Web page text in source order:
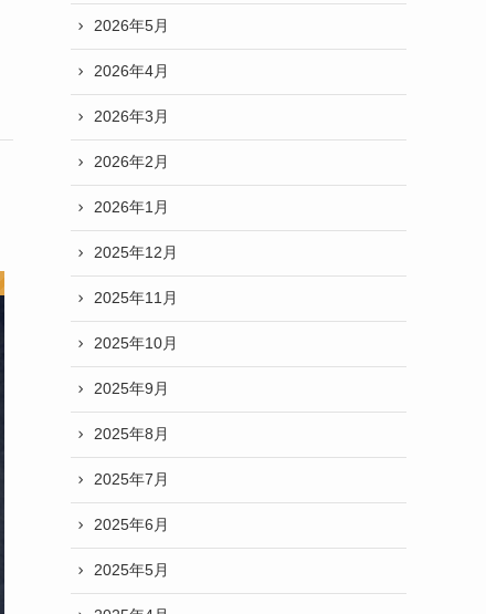
2026年5月
2026年4月
2026年3月
2026年2月
2026年1月
2025年12月
2025年11月
2025年10月
2025年9月
2025年8月
2025年7月
2025年6月
2025年5月